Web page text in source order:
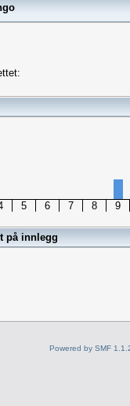
5 6 7 8 9
på innlegg
Powered by SMF